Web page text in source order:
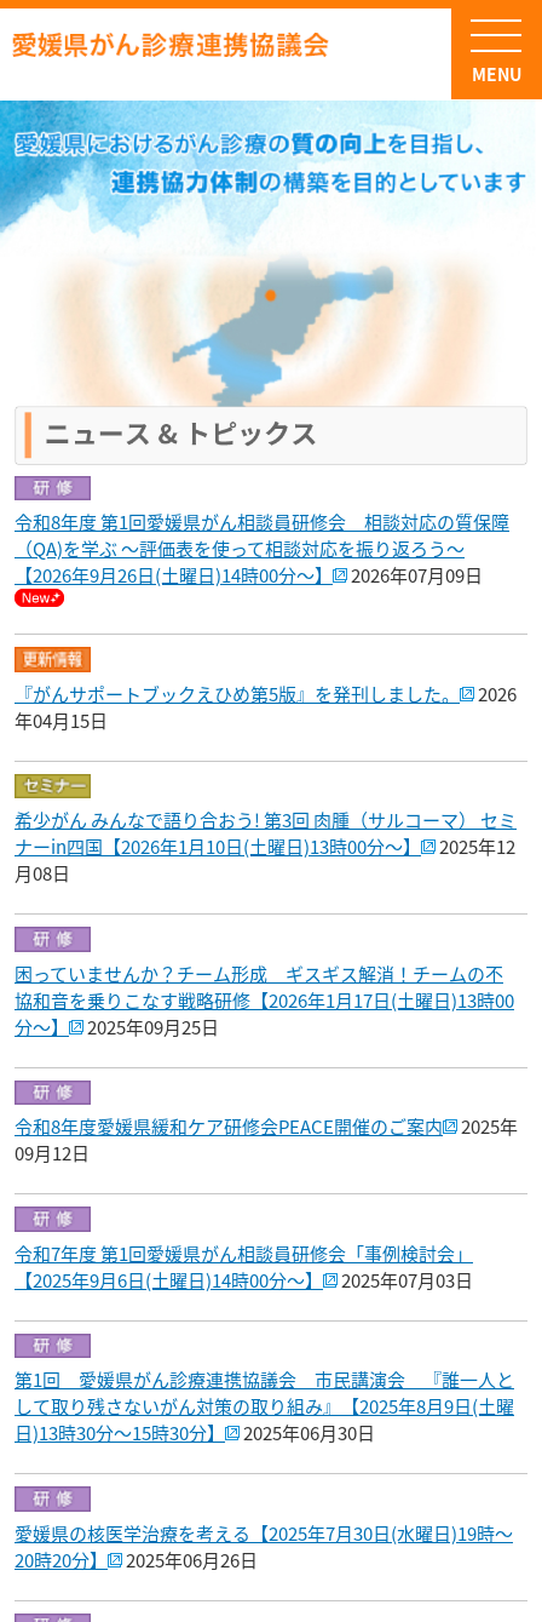
令和8年度 第1回愛媛県がん相談員研修会 相談対応の質保障
（QA)を学ぶ ～評価表を使って相談対応を振り返ろう～
【2026年9月26日(土曜日)14時00分～】
2026年07月09日
『がんサポートブックえひめ第5版』を発刊しました。
2026
年04月15日
希少がん みんなで語り合おう! 第3回 肉腫（サルコーマ） セミ
ナーin四国【2026年1月10日(土曜日)13時00分～】
2025年12
月08日
困っていませんか？チーム形成 ギスギス解消！チームの不
協和音を乗りこなす戦略研修【2026年1月17日(土曜日)13時00
分～】
2025年09月25日
令和8年度愛媛県緩和ケア研修会PEACE開催のご案内
2025年
09月12日
令和7年度 第1回愛媛県がん相談員研修会「事例検討会」
【2025年9月6日(土曜日)14時00分～】
2025年07月03日
第1回 愛媛県がん診療連携協議会 市民講演会 『誰一人と
して取り残さないがん対策の取り組み』【2025年8月9日(土曜
日)13時30分～15時30分】
2025年06月30日
愛媛県の核医学治療を考える【2025年7月30日(水曜日)19時～
20時20分】
2025年06月26日